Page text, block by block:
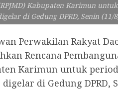
Kabupaten Karimun
di Gedung DPRD, Senin (11/
Perwakilan Rakyat
Rencana
Karimun untuk
di Gedung DPRD,